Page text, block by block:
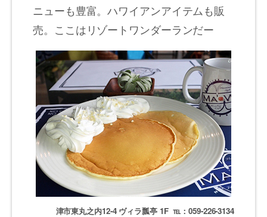
ニューも豊富。ハワイアンアイテムも販
売。ここはリゾートワンダーランだー
津市東丸之内12-4 ヴィラ瓢亭 1F ℡：059-226-3134